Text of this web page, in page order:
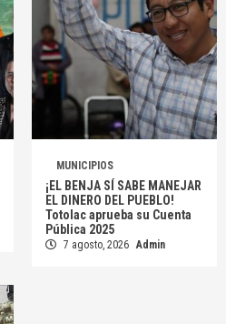
MUNICIPIOS
¡EL BENJA SÍ SABE MANEJAR
EL DINERO DEL PUEBLO!
Totolac aprueba su Cuenta
Pública 2025
7 agosto, 2026 Admin